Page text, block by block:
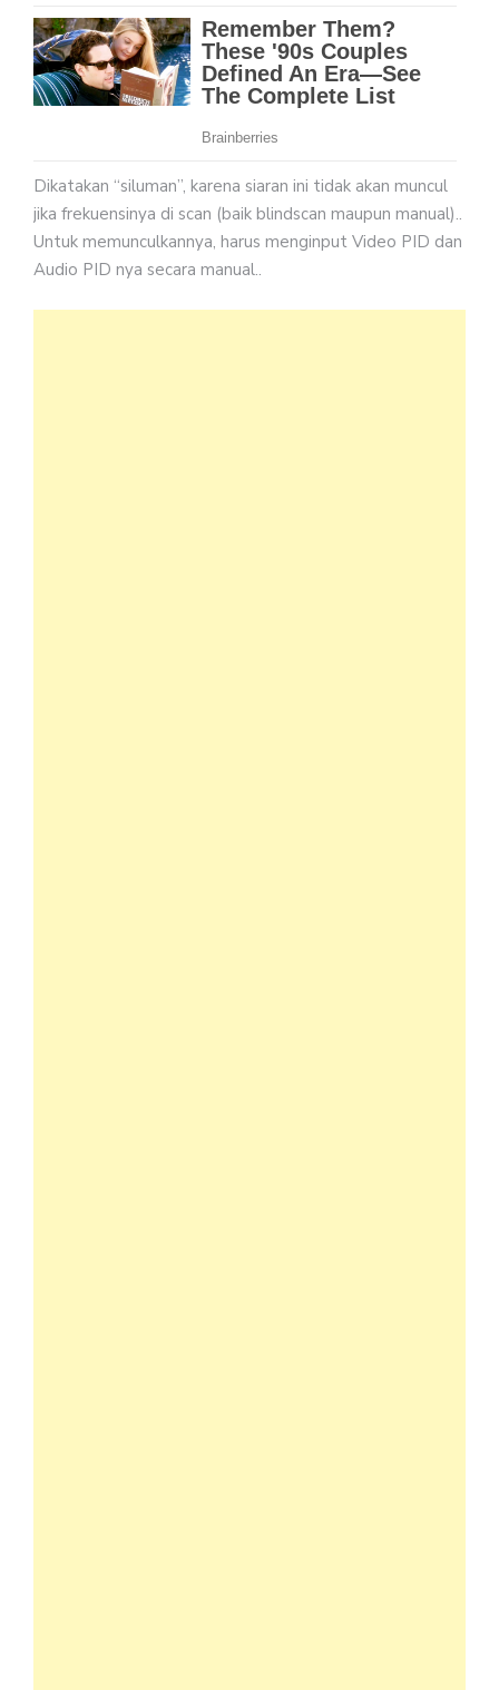
Dikatakan “siluman”, karena siaran ini tidak akan muncul
jika frekuensinya di scan (baik blindscan maupun manual)..
Untuk memunculkannya, harus menginput Video PID dan
Audio PID nya secara manual..